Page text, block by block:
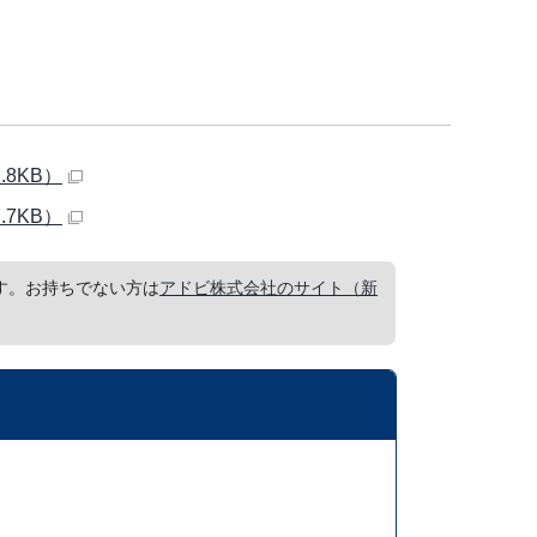
）
）
。お持ちでない方はアドビ株式会社のサイト（新